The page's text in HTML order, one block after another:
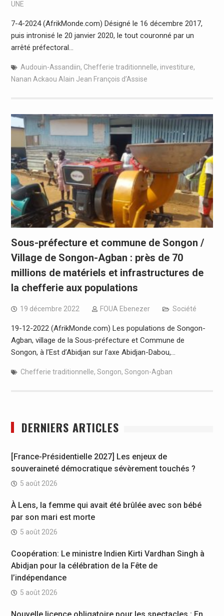
UNE
7-4-2024 (AfrikMonde.com) Désigné le 16 décembre 2017,
puis intronisé le 20 janvier 2020, le tout couronné par un
arrêté préfectoral…
Audouin-Assandiin, Chefferie traditionnelle, investiture,
Nanan Ackaou Alain Jean François d’Assise
Sous-préfecture et commune de Songon /
Village de Songon-Agban : près de 70
millions de matériels et infrastructures de
la chefferie aux populations
19 décembre 2022 FOUA Ebenezer Société
19-12-2022 (AfrikMonde.com) Les populations de Songon-
Agban, village de la Sous-préfecture et Commune de
Songon, à l’Est d’Abidjan sur l’axe Abidjan-Dabou,…
Chefferie traditionnelle, Songon, Songon-Agban
DERNIERS ARTICLES
[France-Présidentielle 2027] Les enjeux de
souveraineté démocratique sévèrement touchés ?
5 août 2026
À Lens, la femme qui avait été brûlée avec son bébé
par son mari est morte
5 août 2026
Coopération: Le ministre Indien Kirti Vardhan Singh à
Abidjan pour la célébration de la Fête de
l’indépendance
5 août 2026